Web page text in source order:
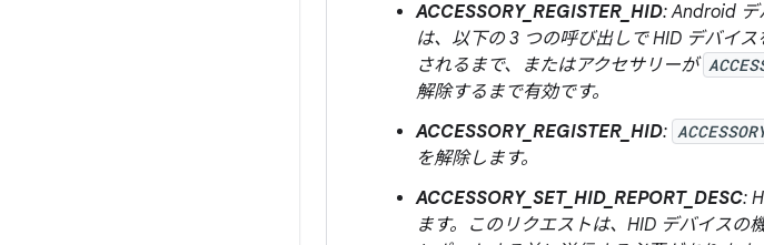
ACCESSORY_REGISTER_HID: Android デ
は、以下の 3 つの呼び出しで HID デバイ
されるまで、またはアクセサリーが
解除するまで有効です。
ACCESSORY_REGISTER_HID:
を解除します。
ACCESSORY_SET_HID_REPORT_DESC:
ます。このリクエストは、HID デバイス